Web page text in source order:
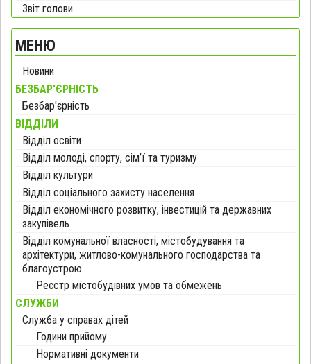
Звіт голови
МЕНЮ
Новини
БЕЗБАР'ЄРНІСТЬ
Безбар'єрність
ВІДДІЛИ
Відділ освіти
Відділ молоді, спорту, сім’ї та туризму
Відділ культури
Відділ соціального захисту населення
Відділ економічного розвитку, інвестицій та державних
закупівель
Відділ комунальної власності, містобудування та
архітектури, житлово-комунального господарства та
благоустрою
Реєстр містобудівних умов та обмежень
СЛУЖБИ
Служба у справах дітей
Години прийому
Нормативні документи